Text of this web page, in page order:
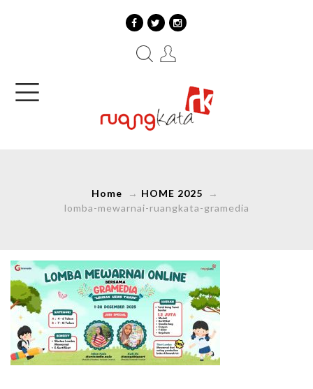
Home → HOME 2025 →
lomba-mewarnai-ruangkata-gramedia